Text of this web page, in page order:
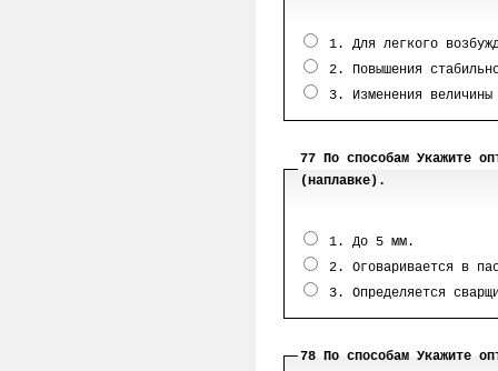
1. Для легкого
2. Повышения
3. Изменения
77 По способам Укажите
(наплавке).
1. До 5 мм.
2. Оговаривается в
3. Определяется
78 По способам Укажите